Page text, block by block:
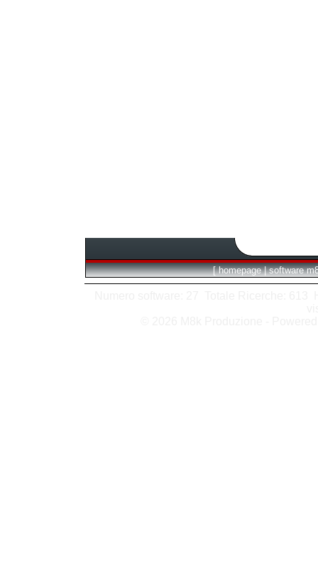
[ homepage | software